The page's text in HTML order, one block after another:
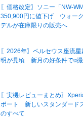
〖価格改定〗ソニー「NW-
350,900円に値下げ ウォー
デルが在庫限りの販売へ
〖2026年〗ペルセウス座流
明が見頃 新月の好条件でα
〖実機レビューまとめ〗
ポート 新しいスタンダード
のすべて